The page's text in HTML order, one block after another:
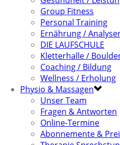
Group Fitness
Personal Training
Ernährung /
DIE LAUFSCHULE
Kletterhalle /
Coaching / Bildung
Wellness / Erholung
Physio & Massagen
Unser Team
Fragen & Antworten
Online-Termine
Abonnemente &